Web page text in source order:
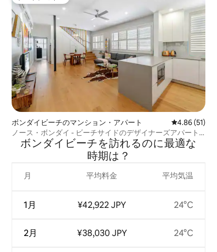
ボンダイビーチのマンション・アパート レビュー51
4.86 (51)
ノース・ボンダイ - ビーチサイドのデザイナーズアパート
メント
ボンダイビーチを訪⁠れ⁠るの⁠に最⁠適⁠な
時⁠期⁠は⁠？
月
1月
2月
平均料金
¥42,922 JPY
¥38,030 JPY
平均気温
24°C
24°C